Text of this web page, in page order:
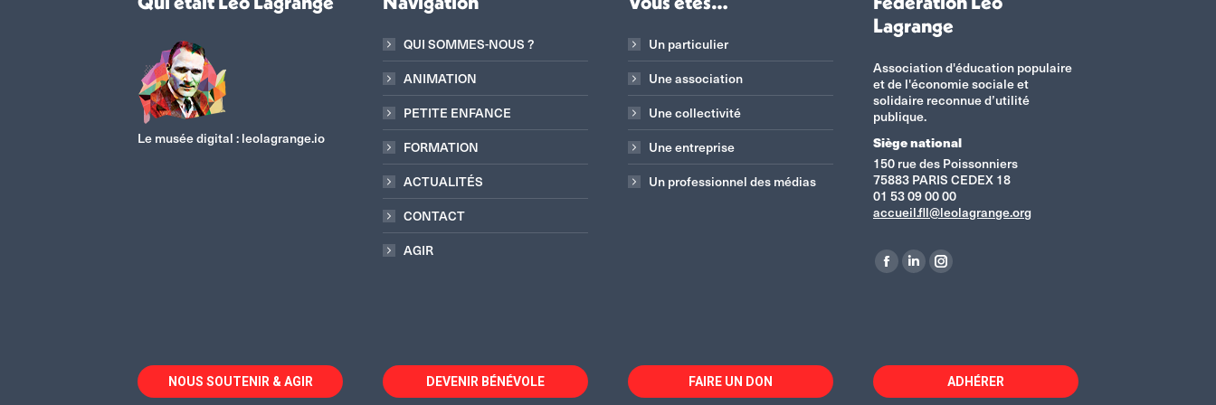
Le musée digital :leolagrange.io
QUI SOMMES-NOUS ?
ANIMATION
PETITE ENFANCE
FORMATION
ACTUALITÉS
CONTACT
AGIR
Un particulier
Une association
Une collectivité
Une entreprise
Un professionnel des médias
Lagrange
Association d'éducation populaire
et de l'économie sociale et
solidaire reconnue d’utilité
publique.
Siège national
150 rue des Poissonniers
75883 PARIS CEDEX 18
01 53 09 00 00
accueil.fll@leolagrange.org
Retrouvez-nous sur :
La
dans
La
dans
La
dans
une
NOUS SOUTENIR & AGIR DEVENIR BÉNÉVOLE FAIRE UN DON ADHÉRER